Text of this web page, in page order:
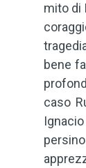
mito di
bene
caso